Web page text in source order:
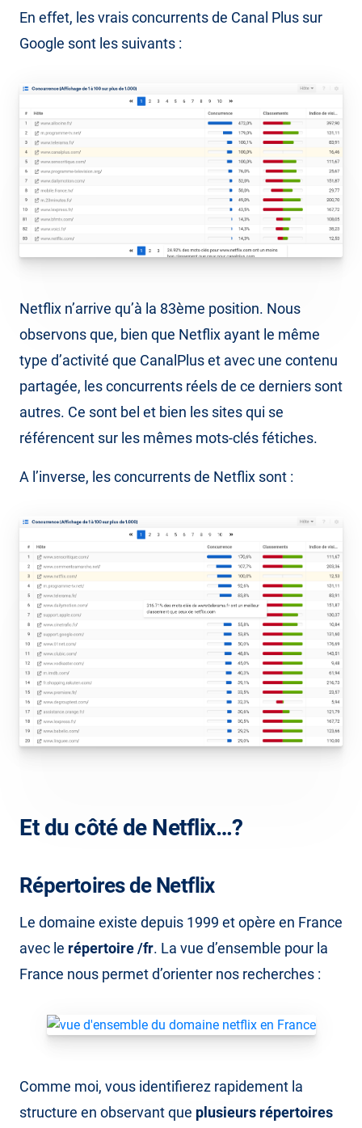
En effet, les vrais concurrents de Canal Plus sur
Google sont les suivants :
Netflix n’arrive qu’à la 83ème position. Nous
observons que, bien que Netflix ayant le même
type d’activité que CanalPlus et avec une contenu
partagée, les concurrents réels de ce derniers sont
autres. Ce sont bel et bien les sites qui se
référencent sur les mêmes mots-clés fétiches.
A l’inverse, les concurrents de Netflix sont :
Et du côté de Netflix…?
Répertoires de Netflix
Le domaine existe depuis 1999 et opère en France
avec le répertoire /fr. La vue d’ensemble pour la
France nous permet d’orienter nos recherches :
Comme moi, vous identifierez rapidement la
structure en observant que plusieurs répertoires